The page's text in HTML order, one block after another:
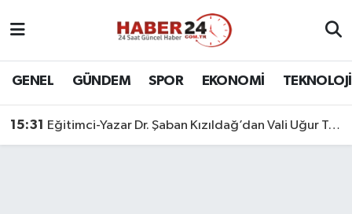
GENEL GÜNDEM SPOR EKONOMİ TEKNOLOJİ
15:31 Eğitimci-Yazar Dr. Şaban Kızıldağ’dan Vali Uğur Turan’a Ziyaret
Nöbetçi Eczaneler